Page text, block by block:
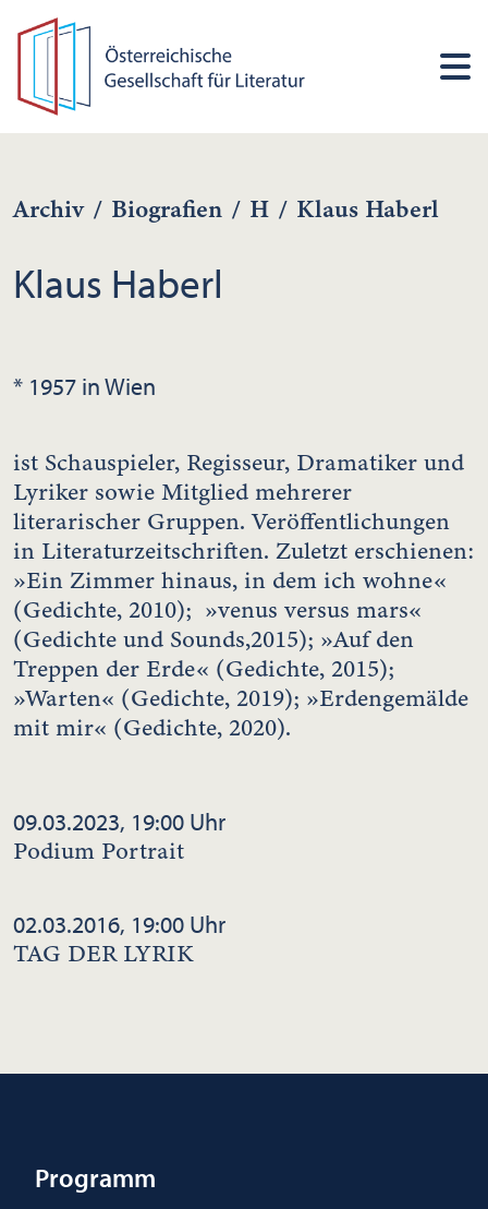
Archiv / Biografien / H / Klaus Haberl
Klaus Haberl
* 1957 in Wien
ist Schauspieler, Regisseur, Dramatiker und
Lyriker sowie Mitglied mehrerer
literarischer Gruppen. Veröffentlichungen
in Literaturzeitschriften. Zuletzt erschienen:
»Ein Zimmer hinaus, in dem ich wohne«
(Gedichte, 2010); »venus versus mars«
(Gedichte und Sounds,2015); »Auf den
Treppen der Erde« (Gedichte, 2015);
»Warten« (Gedichte, 2019); »Erdengemälde
mit mir« (Gedichte, 2020).
09.03.2023, 19:00 Uhr
Podium Portrait
02.03.2016, 19:00 Uhr
TAG DER LYRIK
Programm